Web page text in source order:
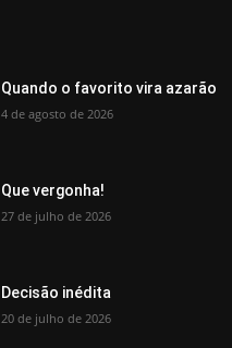
Quando o favorito vira azarão
4 de agosto de 2026
Que vergonha!
27 de julho de 2026
Decisão inédita
20 de julho de 2026